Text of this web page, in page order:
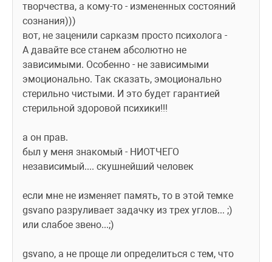
творчества, а кому-то - измененных состояний
сознания)))
вот, не заценили сарказм просто психолога -
А давайте все станем абсолютно не
зависимыми. Особенно - не зависимыми
эмоционально. Так сказать, эмоционально
стерильно чистыми. И это будет гарантией
стерильной здоровой психики!!!
а он прав.
был у меня знакомый - НИОТЧЕГО
независимый.... скушнейший человек
если мне не изменяет память, то в этой темке
gsvano разруливает задачку из трех углов... ;)
или слабое звено...;)
gsvano, а не проще ли определиться с тем, что